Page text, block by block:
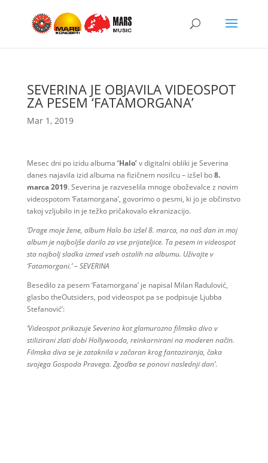
SEVERINA JE OBJAVILA VIDEOSPOT
ZA PESEM ‘FATAMORGANA’
Mar 1, 2019
Mesec dni po izidu albuma ‘Halo’v digitalni obliki je Severina
danes najavila izid albuma na fizičnem nosilcu – izšel bo8.
marca 2019. Severina je razveselila mnoge oboževalce z novim
videospotom ‘Fatamorgana’, govorimo o pesmi, ki jo je občinstvo
takoj vzljubilo in je težko pričakovalo ekranizacijo.
‘Drage moje žene, album Halo bo izšel 8. marca, na naš dan in moj
album je najboljše darilo za vse prijateljice. Ta pesem in videospot
sta najbolj sladka izmed vseh ostalih na albumu. Uživajte v
‘Fatamorgani.’ – SEVERINA
Besedilo za pesem ‘Fatamorgana’ je napisal Milan Radulović,
glasbo theOutsiders, pod videospot pa se podpisuje Ljubba
Stefanović’:
‘Videospot prikazuje Severino kot glamurozno filmsko divo v
stilizirani zlati dobi Hollywooda, reinkarnirani na moderen način.
Filmska diva se je zataknila v začaran krog fantaziranja, čaka
svojega Gospoda Pravega. Zgodba se ponovi naslednji dan’.